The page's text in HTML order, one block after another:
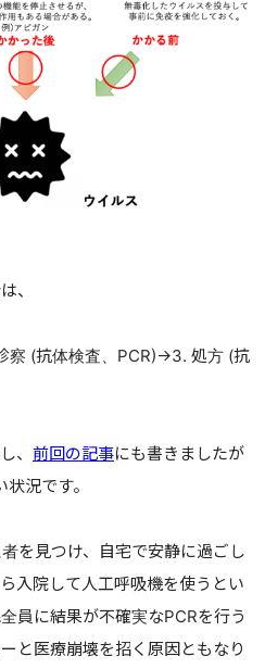
、
察 (抗体検査、 PCR)→3. 処方 (抗
、 前回の記事にも書きましたが
況です。
を見つけ、自宅で安静に過ごし
入院して人工呼吸機を使うとい
員に結果が不確実なPCRを行う
と医療崩壊を招く原因ともなり